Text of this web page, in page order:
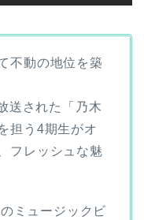
不動の地位を築
送された「乃木
担う4期生がオ
フレッシュな魅
ミュージックビ